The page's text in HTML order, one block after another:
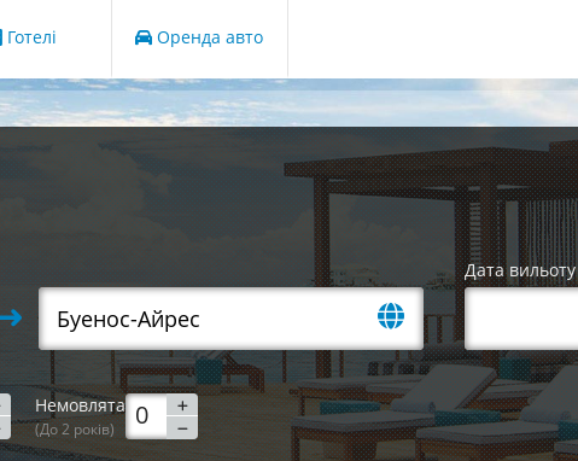
Готелі Оренда авто
Дата вильоту
Немовлята
(До 2 років)